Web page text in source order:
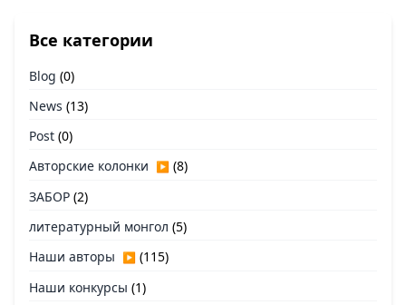
Все категории
Blog (0)
News (13)
Post (0)
Авторские колонки ▶ (8)
ЗАБОР (2)
литературный монгол (5)
Наши авторы ▶ (115)
Наши конкурсы (1)